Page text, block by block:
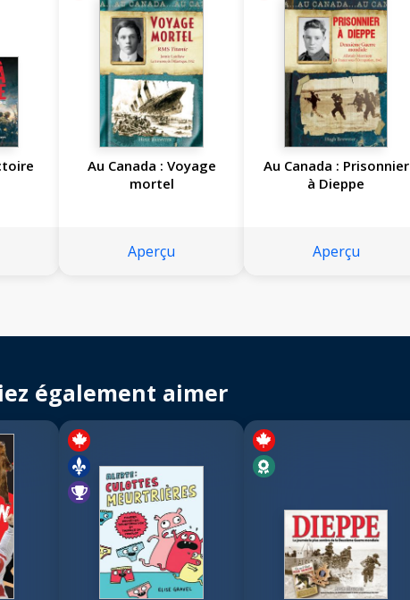
Au Canada : Voyage
mortel
Aperçu
Au Canada : Prisonnier
à Dieppe
Aperçu
également aimer